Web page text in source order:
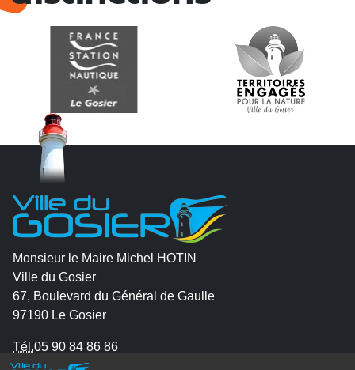
Monsieur le Maire Michel HOTIN
Ville du Gosier
67, Boulevard du Général de Gaulle
97190 Le Gosier
Tél.05 90 84 86 86